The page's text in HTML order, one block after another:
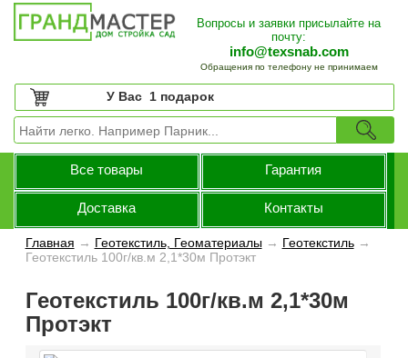
Вопросы и заявки присылайте на
почту:
info@texsnab.com
Обращения по телефону не принимаем
У Вас 1 подарок
Все товары Гарантия
Доставка Контакты
Главная → Геотекстиль, Геоматериалы→ Геотекстиль→
Геотекстиль 100г/кв.м 2,1*30м Протэкт
Геотекстиль 100г/кв.м 2,1*30м
Протэкт